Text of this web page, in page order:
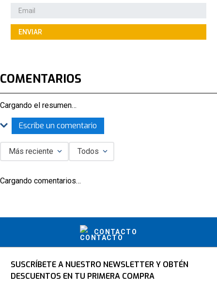
ENVIAR
COMENTARIOS
Cargando el resumen…
Escribe un comentario
Califica el producto de 1 a 5 estrellas
Más reciente Todos
Cargando comentarios…
CONTACTO
SUSCRÍBETE A NUESTRO NEWSLETTER Y OBTÉN
DESCUENTOS EN TU PRIMERA COMPRA